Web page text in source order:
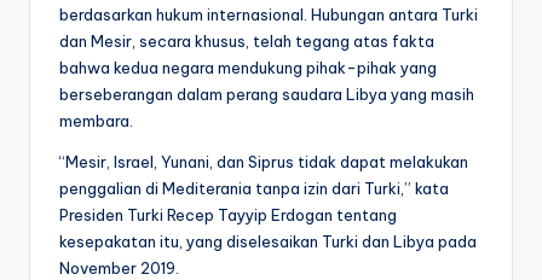
berdasarkan hukum internasional. Hubungan antara Turki
dan Mesir, secara khusus, telah tegang atas fakta
bahwa kedua negara mendukung pihak-pihak yang
berseberangan dalam perang saudara Libya yang masih
membara.
“Mesir, Israel, Yunani, dan Siprus tidak dapat melakukan
penggalian di Mediterania tanpa izin dari Turki,” kata
Presiden Turki Recep Tayyip Erdogan tentang
kesepakatan itu, yang diselesaikan Turki dan Libya pada
November 2019.